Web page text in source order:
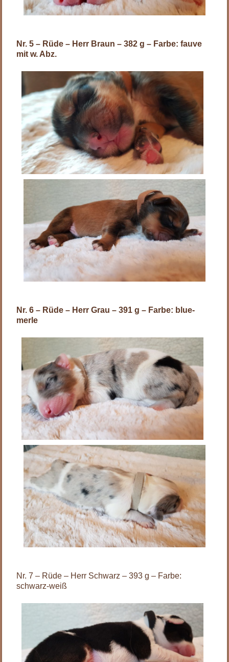
Nr. 5 – Rüde – Herr Braun – 382 g – Farbe: fauve
mit w. Abz.
Nr. 6 – Rüde – Herr Grau – 391 g – Farbe: blue-
merle
Nr. 7 – Rüde – Herr Schwarz – 393 g – Farbe:
schwarz-weiß